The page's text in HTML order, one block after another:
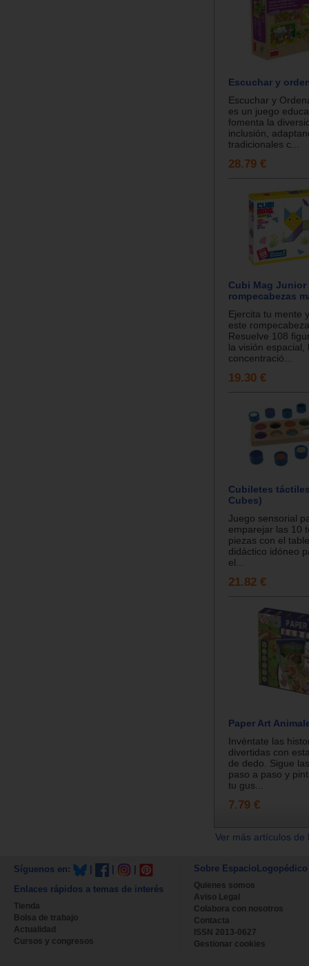
Escuchar y
Escuchar y
es un juego
fomenta la
inclusión,
tradicionales c...
28.79 €
Cubi Mag Junior
rompecabezas
Ejercita tu mente
este
Resuelve 108
la visión espacial,
concentració...
19.30 €
Cubiletes
Cubes)
Juego sensorial
emparejar las 10
piezas con el
didáctico idóneo
el...
21.82 €
Paper Art
Invéntate las
divertidas con
de dedo. Sigue
paso a paso y
tu gus...
7.79 €
Ver más artículos
Síguenos en:
Enlaces rápidos a temas de interés
Tienda
Bolsa de trabajo
Actualidad
Cursos y congresos
Sobre EspacioLogopédico
Quienes somos
Aviso Legal
Colabora con nosotros
Contacta
ISSN 2013-0627
Gestionar cookies